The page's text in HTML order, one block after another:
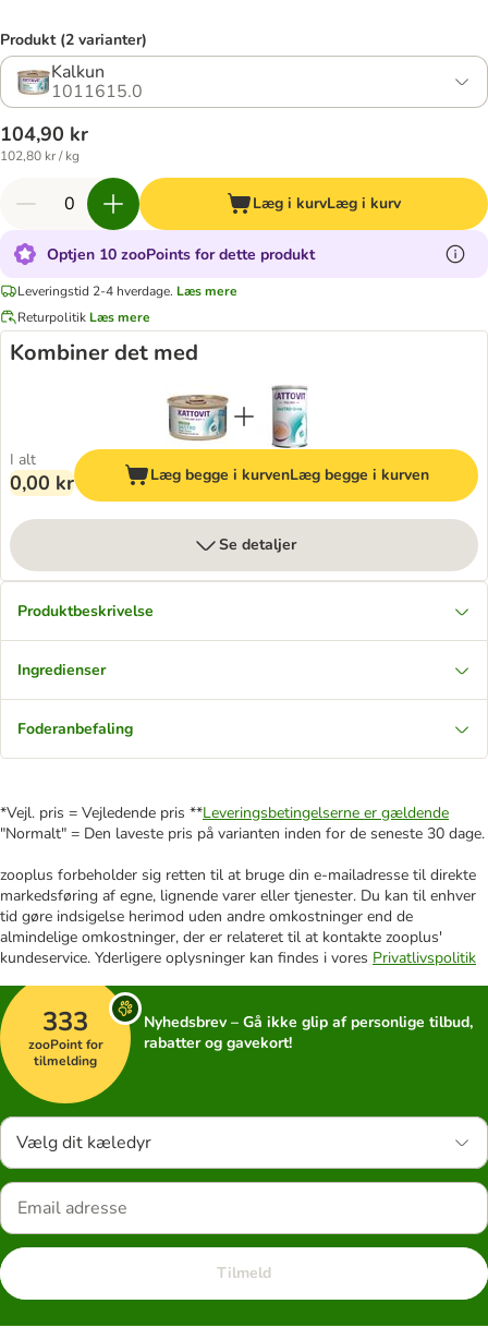
Produkt (2 varianter)
Kalkun
1011615.0
104,90 kr
102,80 kr / kg
Læg i kurvLæg i kurv
Optjen 10 zooPoints for dette produkt
Leveringstid 2-4 hverdage. Læs mere
Returpolitik Læs mere
Kombiner det med
I alt
0,00 kr Læg begge i kurvenLæg begge i kurven
Se detaljer
Produktbeskrivelse
Ingredienser
Foderanbefaling
*Vejl. pris = Vejledende pris **Leveringsbetingelserne er gældende
"Normalt" = Den laveste pris på varianten inden for de seneste 30 dage.
zooplus forbeholder sig retten til at bruge din e-mailadresse til direkte
markedsføring af egne, lignende varer eller tjenester. Du kan til enhver
tid gøre indsigelse herimod uden andre omkostninger end de
almindelige omkostninger, der er relateret til at kontakte zooplus'
kundeservice. Yderligere oplysninger kan findes i vores Privatlivspolitik
333
zooPoint for
tilmelding
Nyhedsbrev – Gå ikke glip af personlige tilbud,
rabatter og gavekort!
Vælg dit kæledyr
Tilmeld